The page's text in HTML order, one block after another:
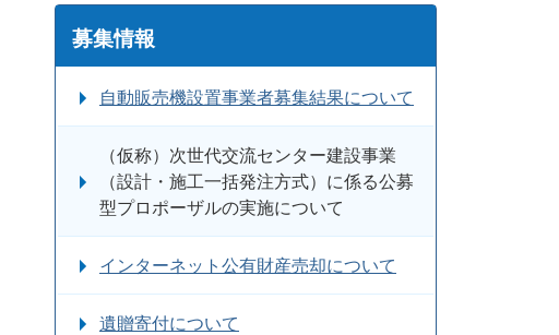
募集情報
自動販売機設置事業者募集結果について
（仮称）次世代交流センター建設事業
（設計・施工一括発注方式）に係る公募
型プロポーザルの実施について
インターネット公有財産売却について
遺贈寄付について